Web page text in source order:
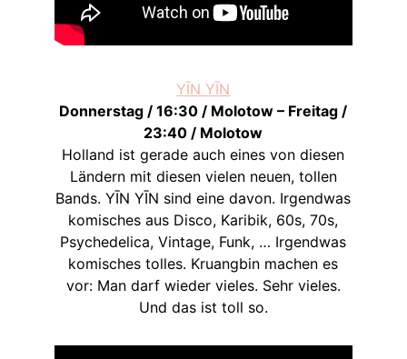
YĪN YĪN
Donnerstag / 16:30 / Molotow – Freitag /
23:40 / Molotow
Holland ist gerade auch eines von diesen
Ländern mit diesen vielen neuen, tollen
Bands. YĪN YĪN sind eine davon. Irgendwas
komisches aus Disco, Karibik, 60s, 70s,
Psychedelica, Vintage, Funk, … Irgendwas
komisches tolles. Kruangbin machen es
vor: Man darf wieder vieles. Sehr vieles.
Und das ist toll so.